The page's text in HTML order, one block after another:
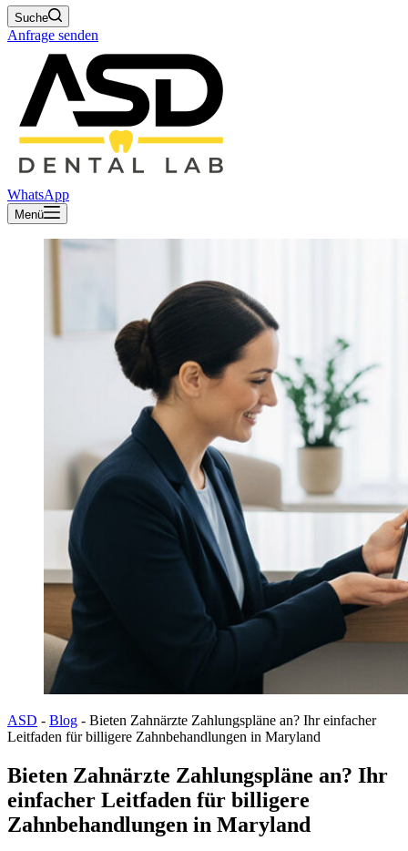
Suche
Anfrage senden
WhatsApp
Menü
ASD - Blog - Bieten Zahnärzte Zahlungspläne an? Ihr einfacher
Leitfaden für billigere Zahnbehandlungen in Maryland
Bieten Zahnärzte Zahlungspläne an? Ihr
einfacher Leitfaden für billigere
Zahnbehandlungen in Maryland